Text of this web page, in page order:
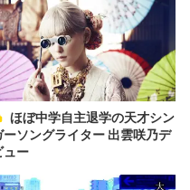
ーソングライター 出雲咲乃デ
ュー